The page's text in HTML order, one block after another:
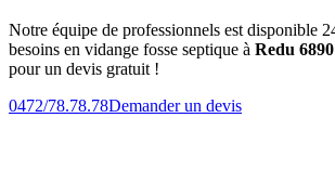
Notre équipe de professionnels est disponible
besoins en vidange fosse septique à Redu 6890
pour un devis gratuit !
0472/78.78.78Demander un devis